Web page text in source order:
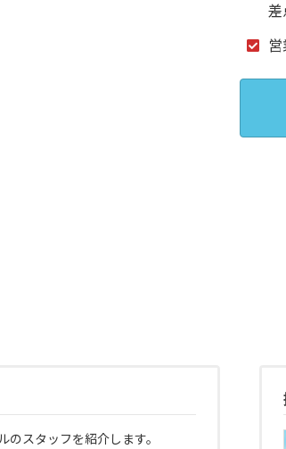
差
のスタッフを紹介します。